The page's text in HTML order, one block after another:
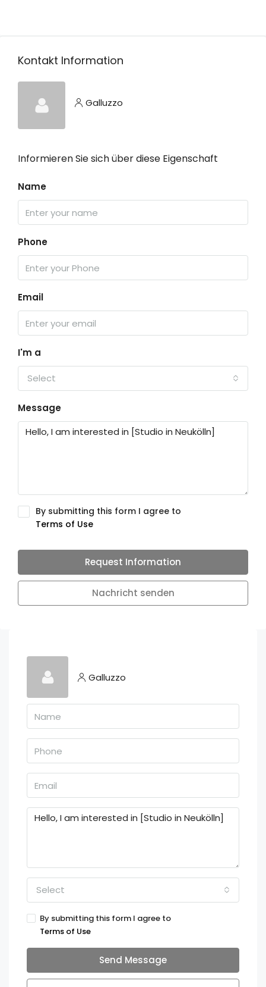
Kontakt Information
Galluzzo
Informieren Sie sich über diese Eigenschaft
Name
Phone
Email
I'm a
Select
Message
By submitting this form I agree to
Terms of Use
Request Information
Nachricht senden
Galluzzo
Select
By submitting this form I agree to
Terms of Use
Send Message